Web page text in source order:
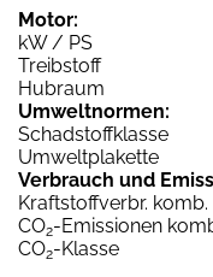
Motor:
kW / PS
Treibstoff
Hubraum
Umweltnormen:
Schadstoffklasse
Umweltplakette
Verbrauch und
Kraftstoffverbr. komb.
CO2-Emissionen
CO2-Klasse